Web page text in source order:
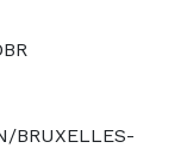
BRUXELLES-